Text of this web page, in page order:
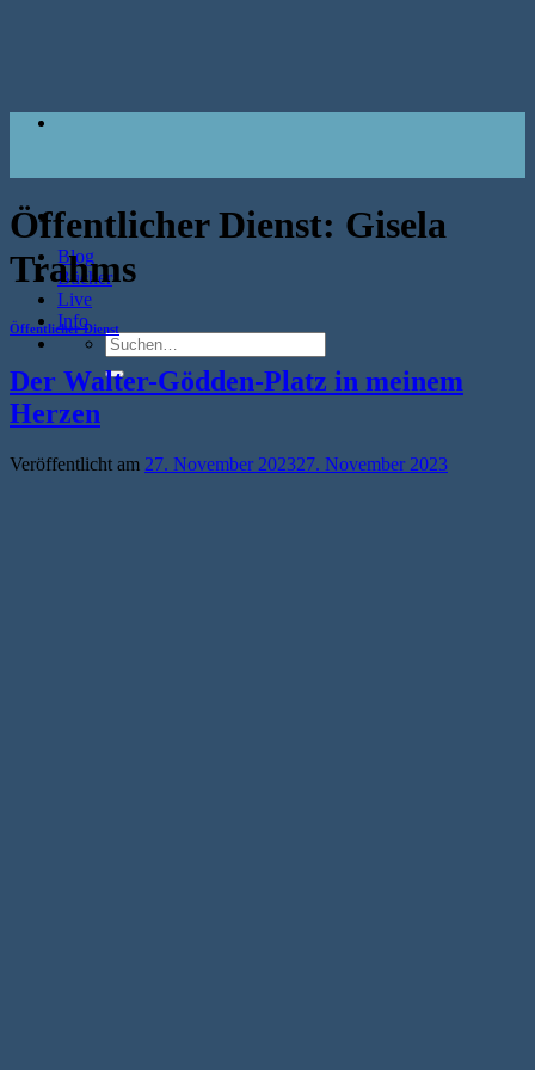
Blog
Bücher
Live
Info
Suche
nach:
Öffentlicher Dienst: Gisela
Trahms
Öffentlicher Dienst
Der Walter-Gödden-Platz in meinem
Herzen
Veröffentlicht am 27. November 202327. November 2023